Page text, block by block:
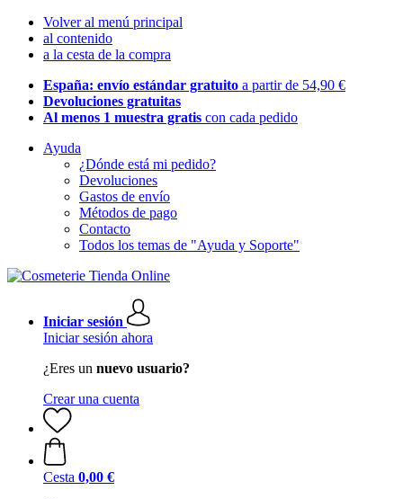
Volver al menú principal
al contenido
a la cesta de la compra
España: envío estándar gratuito a partir de 54,90 €
Devoluciones gratuitas
Al menos 1 muestra gratis con cada pedido
Ayuda
¿Dónde está mi pedido?
Devoluciones
Gastos de envío
Métodos de pago
Contacto
Todos los temas de "Ayuda y Soporte"
Iniciar sesión
Iniciar sesión ahora
¿Eres un nuevo usuario?
Crear una cuenta
Cesta 0,00 €